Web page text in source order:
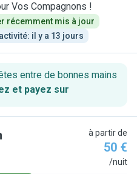
Vos Compagnons !
récemment mis à jour
il y a 13 jours
entre de bonnes mains
et payez sur
à partir de
50 €
/nuit